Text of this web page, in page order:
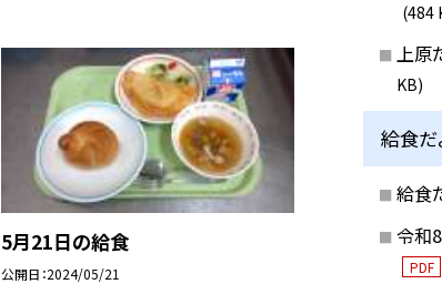
5月21日の給食
公開日 2024/05/21
(484
上原
KB)
給食だ
給食
令和
PDF